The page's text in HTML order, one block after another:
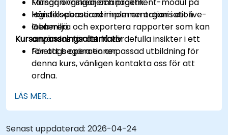
logistikoperationer inom en organisation.
Generera och exportera rapporter som kan
användas för att få värdefulla insikter i ett
företags operationer.
Händelsebaserad implementation i ett live-
labbmiljö.
Kursanpassningsalternativ
För att begära en anpassad utbildning för
denna kurs, vänligen kontakta oss för att
ordna.
LÄS MER...
Senast uppdaterad: 2026-04-24